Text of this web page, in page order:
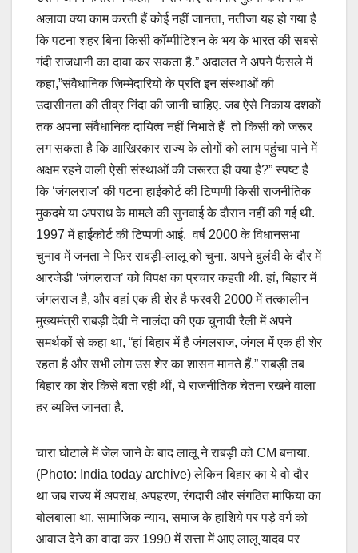
अलावा क्या काम करती हैं कोई नहीं जानता, नतीजा यह हो गया है
कि पटना शहर बिना किसी कॉम्पीटिशन के भय के भारत की सबसे
गंदी राजधानी का दावा कर सकता है.” अदालत ने अपने फैसले में
कहा,”संवैधानिक जिम्मेदारियों के प्रति इन संस्थाओं की
उदासीनता की तीव्र निंदा की जानी चाहिए. जब ऐसे निकाय दशकों
तक अपना संवैधानिक दायित्व नहीं निभाते हैं तो किसी को जरूर
लग सकता है कि आखिरकार राज्य के लोगों को लाभ पहुंचा पाने में
अक्षम रहने वाली ऐसी संस्थाओं की जरूरत ही क्या है?” स्पष्ट है
कि ‘जंगलराज’ की पटना हाईकोर्ट की टिप्पणी किसी राजनीतिक
मुकदमे या अपराध के मामले की सुनवाई के दौरान नहीं की गई थी.
1997 में हाईकोर्ट की टिप्पणी आई. वर्ष 2000 के विधानसभा
चुनाव में जनता ने फिर राबड़ी-लालू को चुना. अपने बुलंदी के दौर में
आरजेडी ‘जंगलराज’ को विपक्ष का प्रचार कहती थी. हां, बिहार में
जंगलराज है, और वहां एक ही शेर है फरवरी 2000 में तत्कालीन
मुख्यमंत्री राबड़ी देवी ने नालंदा की एक चुनावी रैली में अपने
समर्थकों से कहा था, “हां बिहार में है जंगलराज, जंगल में एक ही शेर
रहता है और सभी लोग उस शेर का शासन मानते हैं.” राबड़ी तब
बिहार का शेर किसे बता रही थीं, ये राजनीतिक चेतना रखने वाला
हर व्यक्ति जानता है.
चारा घोटाले में जेल जाने के बाद लालू ने राबड़ी को CM बनाया.
(Photo: India today archive) लेकिन बिहार का ये वो दौर
था जब राज्य में अपराध, अपहरण, रंगदारी और संगठित माफिया का
बोलबाला था. सामाजिक न्याय, समाज के हाशिये पर पड़े वर्ग को
आवाज देने का वादा कर 1990 में सत्ता में आए लालू यादव पर